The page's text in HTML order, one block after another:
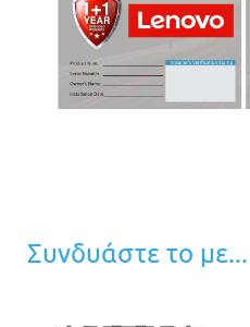
Συνδυάστε το με...